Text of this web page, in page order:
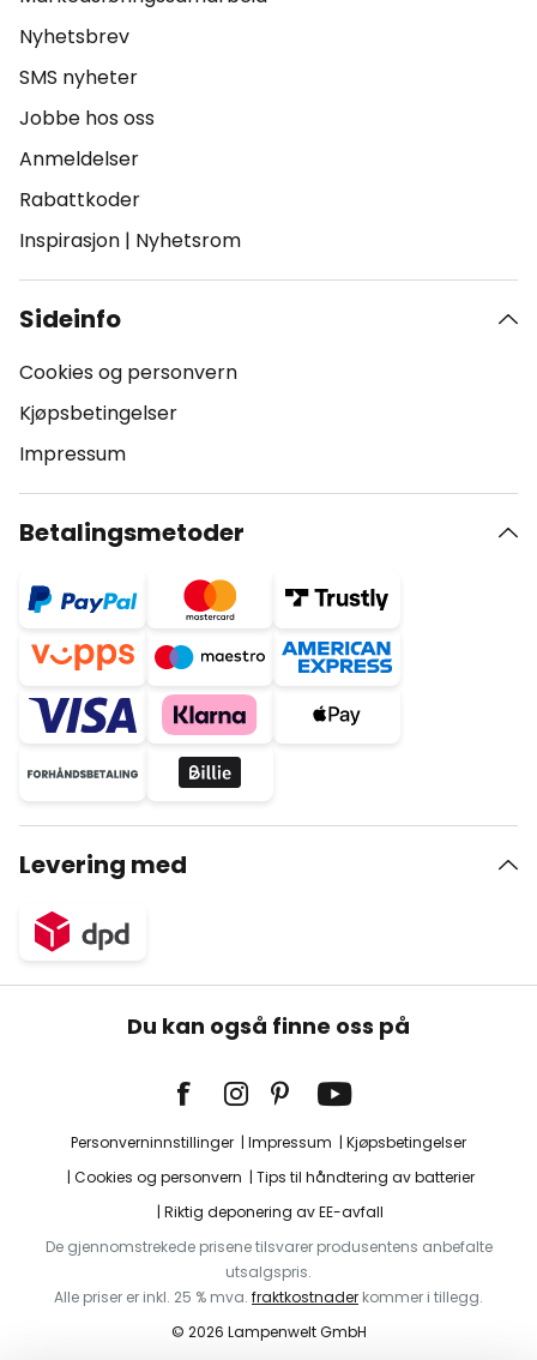
Nyhetsbrev
SMS nyheter
Jobbe hos oss
Anmeldelser
Rabattkoder
Inspirasjon | Nyhetsrom
Sideinfo
Cookies og personvern
Kjøpsbetingelser
Impressum
Betalingsmetoder
Levering med
Du kan også finne oss på
Personverninnstillinger Impressum
Kjøpsbetingelser
Cookies og personvern
Tips til håndtering av batterier
Riktig deponering av EE-avfall
De gjennomstrekede prisene tilsvarer produsentens anbefalte
utsalgspris.
Alle priser er inkl. 25 % mva. fraktkostnader kommer i tillegg.
© 2026 Lampenwelt GmbH